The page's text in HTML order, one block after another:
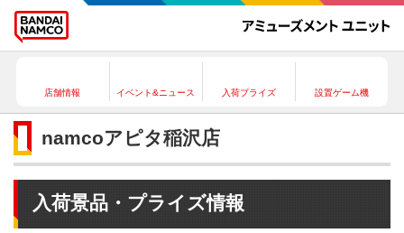
店舗情報 イベント&ニュース 入荷プライズ 設置ゲーム機
namcoアピタ稲沢店
入荷景品・プライズ情報